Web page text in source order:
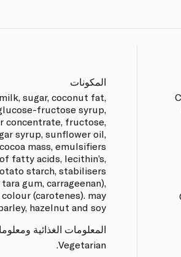
المكونات
sugar, coconut fat,
fructose syrup,
concentrate, fructose,
syrup, sunflower oil,
mass, emulsifiers
fatty acids, lecithin’s,
starch, stabilisers
gum, carrageenan),
(carotenes). may
hazelnut and soy.
المعلومات الغذائية
Vegetarian.